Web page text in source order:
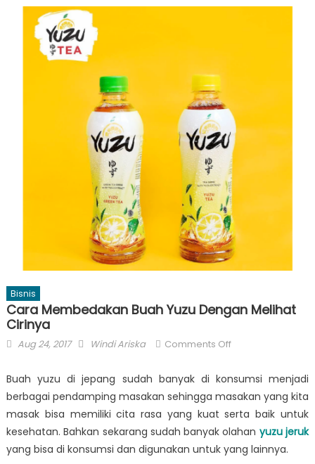
Bisnis
Cara Membedakan Buah Yuzu Dengan Melihat
Cirinya
Posted
Aug 24, 2017 Author
Windi Ariska Comments Offon
Membedakan
Buah
Yuzu
Melihat
Cirinya
Buah yuzu di jepang sudah banyak di konsumsi menjadi
berbagai pendamping masakan sehingga masakan yang kita
masak bisa memiliki cita rasa yang kuat serta baik untuk
kesehatan. Bahkan sekarang sudah banyak olahan yuzu jeruk
yang bisa di konsumsi dan digunakan untuk yang lainnya.